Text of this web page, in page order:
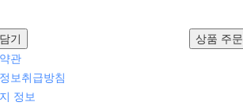
기
상품 주
관
보취급방침
정보